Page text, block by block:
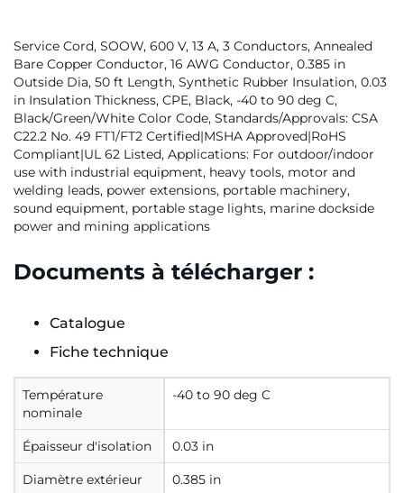
Service Cord, SOOW, 600 V, 13 A, 3 Conductors, Annealed
Bare Copper Conductor, 16 AWG Conductor, 0.385 in
Outside Dia, 50 ft Length, Synthetic Rubber Insulation, 0.03
in Insulation Thickness, CPE, Black, -40 to 90 deg C,
Black/Green/White Color Code, Standards/Approvals: CSA
C22.2 No. 49 FT1/FT2 Certified|MSHA Approved|RoHS
Compliant|UL 62 Listed, Applications: For outdoor/indoor
use with industrial equipment, heavy tools, motor and
welding leads, power extensions, portable machinery,
sound equipment, portable stage lights, marine dockside
power and mining applications
Documents à télécharger :
Catalogue
Fiche technique
Température
nominale
-40 to 90 deg C
Épaisseur d'isolation 0.03 in
Diamètre extérieur 0.385 in